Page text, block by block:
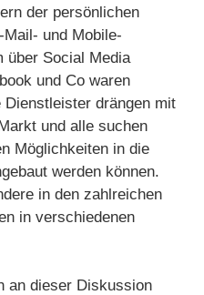
der persönlichen
und Mobile-
über Social Media
und Co waren
drängen mit
und alle suchen
Möglichkeiten in die
werden können.
in den zahlreichen
in verschiedenen
an dieser Diskussion